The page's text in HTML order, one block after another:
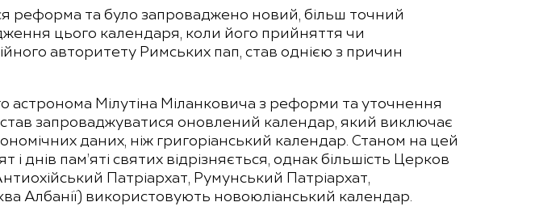
реформа та було запроваджено новий, більш точний
цього календаря, коли його прийняття чи
авторитету Римських пап, став однією з причин
Мілутіна Міланковича з реформи та уточнення
запроваджуватися оновлений календар, який виключає
даних, ніж григоріанський календар. Станом на цей
пам’яті святих відрізняється, однак більшість Церков
Патріархат, Румунський Патріархат,
Албанії) використовують новоюліанський календар.